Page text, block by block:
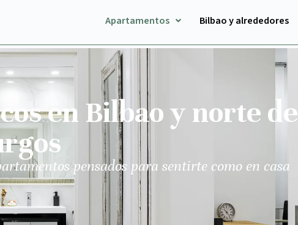
Apartamentos Bilbao y alrededores
en Bilbao y norte de
pensados para sentirte como en casa